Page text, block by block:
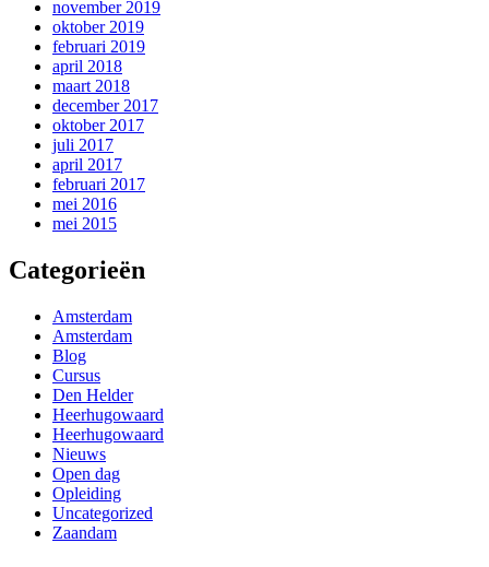
november 2019
oktober 2019
februari 2019
april 2018
maart 2018
december 2017
oktober 2017
juli 2017
april 2017
februari 2017
mei 2016
mei 2015
Categorieën
Amsterdam
Amsterdam
Blog
Cursus
Den Helder
Heerhugowaard
Heerhugowaard
Nieuws
Open dag
Opleiding
Uncategorized
Zaandam